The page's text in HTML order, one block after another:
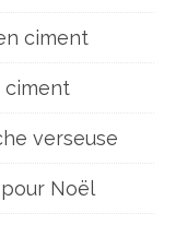
ciment
ciment
verseuse
Noël